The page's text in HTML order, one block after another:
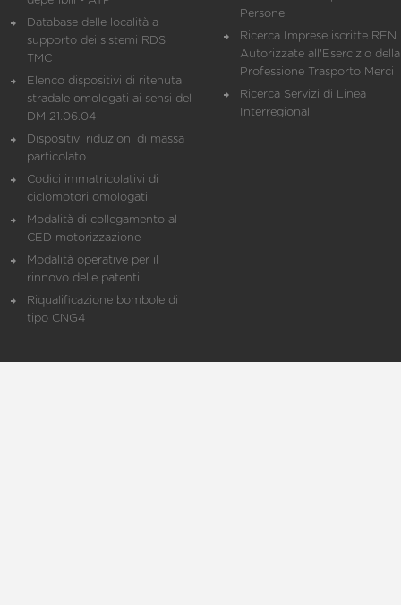
Database delle località a
supporto dei sistemi RDS
TMC
Elenco dispositivi di ritenuta
stradale omologati ai sensi del
DM 21.06.04
Dispositivi riduzioni di massa
particolato
Codici immatricolativi di
ciclomotori omologati
Modalità di collegamento al
CED motorizzazione
Modalità operative per il
rinnovo delle patenti
Riqualificazione bombole di
tipo CNG4
Persone
Ricerca Imprese iscritte REN
Autorizzate all'Esercizio della
Professione Trasporto Merci
Ricerca Servizi di Linea
Interregionali